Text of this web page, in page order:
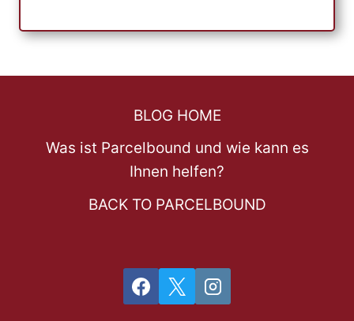
BLOG HOME
Was ist Parcelbound und wie kann es
Ihnen helfen?
BACK TO PARCELBOUND